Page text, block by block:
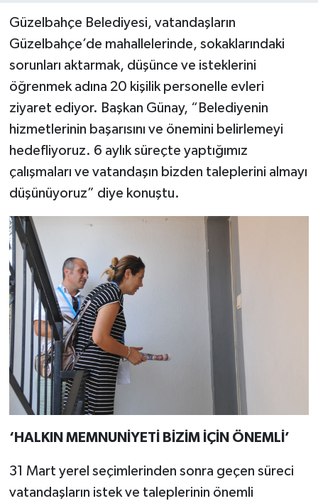
Güzelbahçe Belediyesi, vatandaşların
Güzelbahçe’de mahallelerinde, sokaklarındaki
sorunları aktarmak, düşünce ve isteklerini
öğrenmek adına 20 kişilik personelle evleri
ziyaret ediyor. Başkan Günay, “Belediyenin
hizmetlerinin başarısını ve önemini belirlemeyi
hedefliyoruz. 6 aylık süreçte yaptığımız
çalışmaları ve vatandaşın bizden taleplerini almayı
düşünüyoruz” diye konuştu.
‘HALKIN MEMNUNİYETİ BİZİM İÇİN ÖNEMLİ’
31 Mart yerel seçimlerinden sonra geçen süreci
vatandaşların istek ve taleplerinin önemli